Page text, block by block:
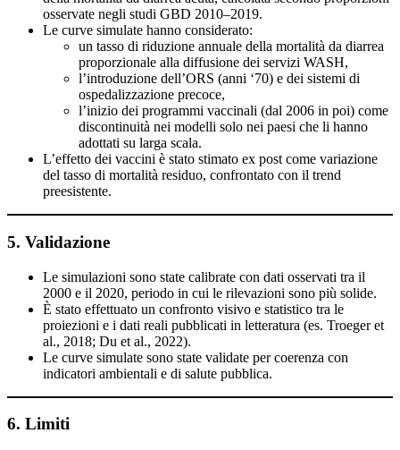
osservate negli studi GBD 2010–2019.
Le curve simulate hanno considerato:
un tasso di riduzione annuale della mortalità da diarrea
proporzionale alla diffusione dei servizi WASH,
l’introduzione dell’ORS (anni ‘70) e dei sistemi di
ospedalizzazione precoce,
l’inizio dei programmi vaccinali (dal 2006 in poi) come
discontinuità nei modelli solo nei paesi che li hanno
adottati su larga scala.
L’effetto dei vaccini è stato stimato ex post come variazione
del tasso di mortalità residuo, confrontato con il trend
preesistente.
5. Validazione
Le simulazioni sono state calibrate con dati osservati tra il
2000 e il 2020, periodo in cui le rilevazioni sono più solide.
È stato effettuato un confronto visivo e statistico tra le
proiezioni e i dati reali pubblicati in letteratura (es. Troeger et
al., 2018; Du et al., 2022).
Le curve simulate sono state validate per coerenza con
indicatori ambientali e di salute pubblica.
6. Limiti